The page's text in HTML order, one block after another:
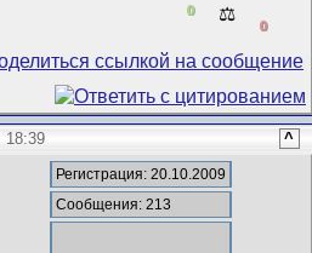
0 ⚖️
0
18:39 ^
Регистрация: 20.10.2009
Сообщения: 213